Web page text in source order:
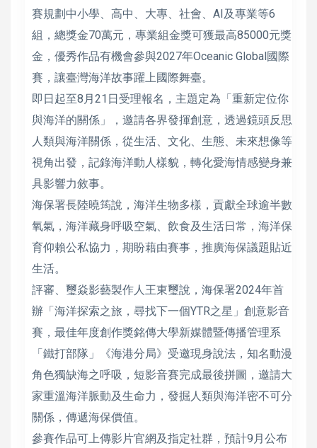
賽規劃中小學、高中、大專、社會、AI及專業等6
組，總獎金70萬元，專業組金獎可獲最高85000元獎
金，優秀作品有機會參與2027年Oceanic Global國際
賽，讓臺灣海洋故事躍上國際舞臺。
即日起至8月21日受理報名，主題定為「重新定位你
與海洋的關係」，邀請各界發揮創意，透過鏡頭反思
人類與海洋關係，從生活、文化、生態、未來想像等
視角出發，記錄海洋動人樣貌，轉化愛海情感變身兼
具影響力敘事。
海保署長陸曉筠說，海洋生物多樣，貢獻全球逾半數
氧氣，海洋藏身呼吸空氣、飲食及生活日常，海洋保
育仰賴公私協力，期盼藉由賽事，推廣海保議題貼近
生活。
評審、璽焱影藝製作人王東璽說，海保署2024年首
辦「海洋探索之旅，尋找下一個YTR之星」創意影音
賽，最佳年度創作獎銘傳大學新媒體暨傳播管理系
「鐵打部隊」《海港分局》受邀現身說法，知名動漫
角色獨缺海之呼吸，短影音賽完成最後拼圖，邀請大
家重溫海洋脈動及生命力，發掘人類與海洋密不可分
關係，傳遞海保價值。
參賽作品可上傳影片官網及指定社群，預計9月公布